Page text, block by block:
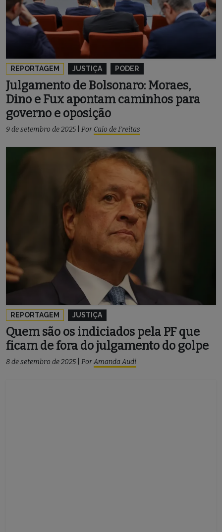
REPORTAGEM JUSTIÇA PODER
Julgamento de Bolsonaro: Moraes,
Dino e Fux apontam caminhos para
governo e oposição
9 de setembro de 2025 Por Caio de Freitas
REPORTAGEM JUSTIÇA
Quem são os indiciados pela PF que
ficam de fora do julgamento do golpe
8 de setembro de 2025 PorAmanda Audi